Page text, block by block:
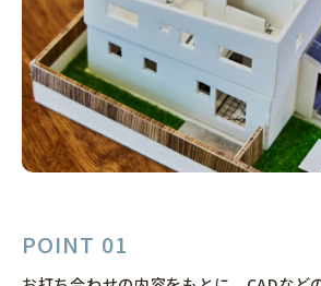
個別相談会
POINT 01